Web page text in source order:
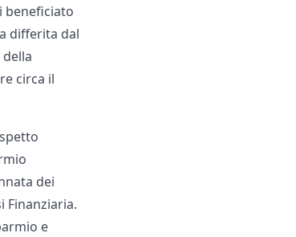
beneficiato
differita dal
circa il
dei
Finanziaria.
e